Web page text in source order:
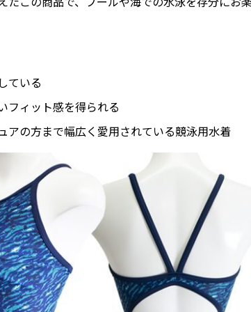
たこの商品で、プールや海での水泳を存分にお楽
ている
フィット感を得られる
アの方まで幅広く愛用されている競泳用水着